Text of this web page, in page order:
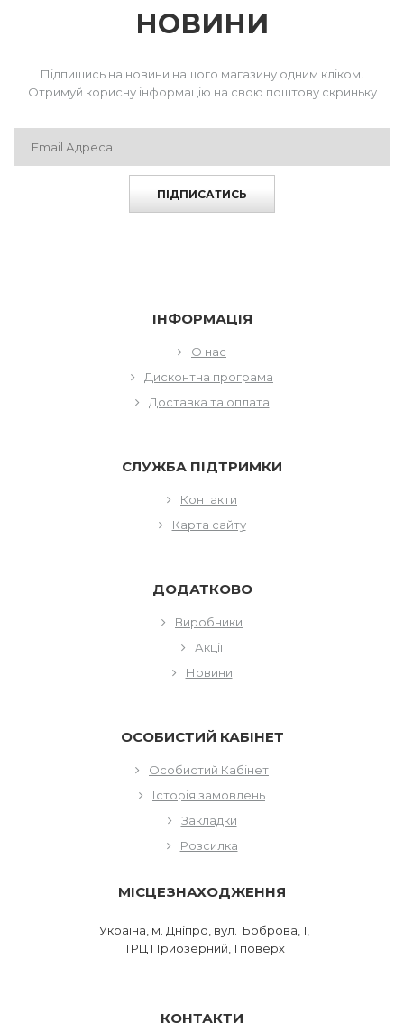
НОВИНИ
Підпишись на новини нашого магазину одним кліком.
Отримуй корисну інформацію на свою поштову скриньку
ПІДПИСАТИСЬ
ІНФОРМАЦІЯ
О нас
Дисконтна програма
Доставка та оплата
СЛУЖБА ПІДТРИМКИ
Контакти
Карта сайту
ДОДАТКОВО
Виробники
Акції
Новини
ОСОБИСТИЙ КАБІНЕТ
Особистий Кабінет
Історія замовлень
Закладки
Розсилка
МІСЦЕЗНАХОДЖЕННЯ
Україна, м. Дніпро, вул. Боброва, 1,
ТРЦ Приозерний, 1 поверх
КОНТАКТИ